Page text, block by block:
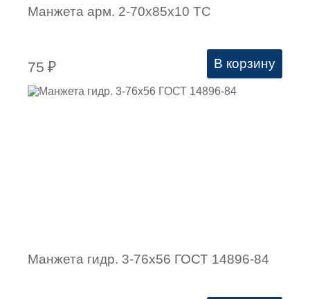
Манжета арм. 2-70х85х10 ТС
75 ₽ В корзину
Манжета гидр. 3-76х56 ГОСТ 14896-84